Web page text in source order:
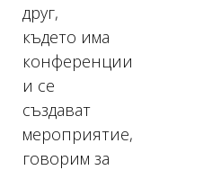
друг,
където има
конференции
и се
създават
мероприятие,
говорим за